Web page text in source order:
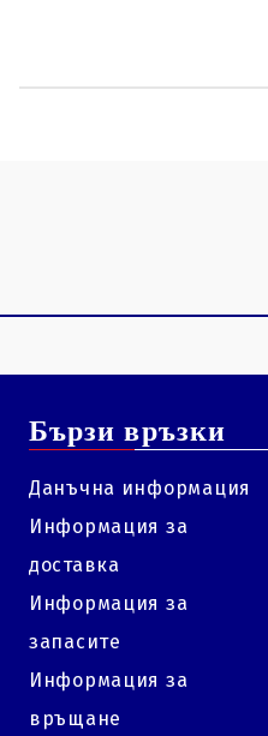
Бързи връзки
Данъчна информация
Информация за
доставка
Информация за
запасите
Информация за
връщане